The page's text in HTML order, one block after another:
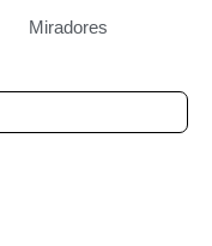
Miradores